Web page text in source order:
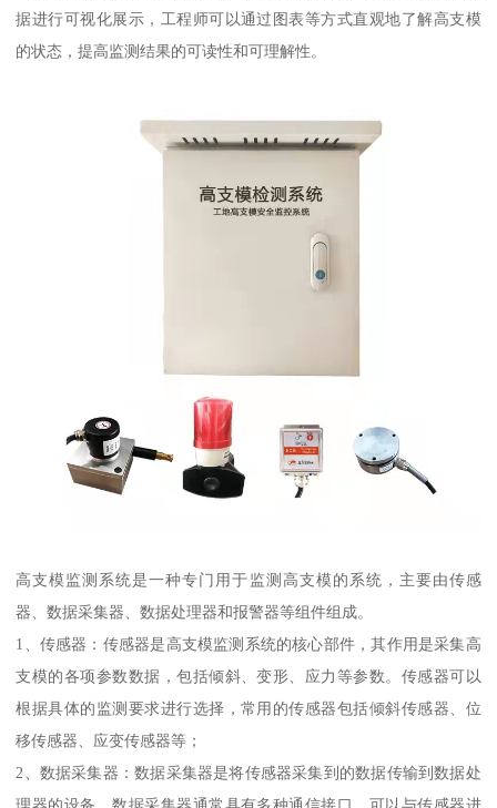
据进行可视化展示，工程师可以通过图表等方式直观地了解高支模
的状态，提高监测结果的可读性和可理解性。
高支模监测系统是一种专门用于监测高支模的系统，主要由传感
器、数据采集器、数据处理器和报警器等组件组成。
1、传感器：传感器是高支模监测系统的核心部件，其作用是采集高
支模的各项参数数据，包括倾斜、变形、应力等参数。传感器可以
根据具体的监测要求进行选择，常用的传感器包括倾斜传感器、位
移传感器、应变传感器等；
2、数据采集器：数据采集器是将传感器采集到的数据传输到数据处